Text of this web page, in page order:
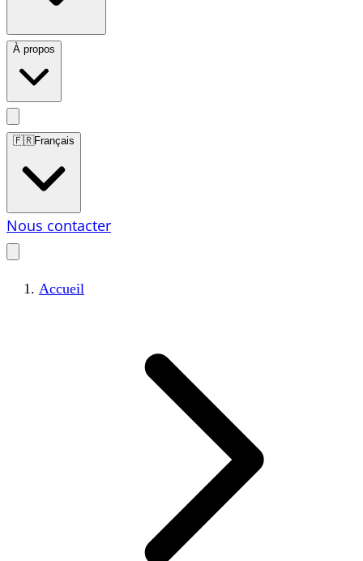
À propos
🇫🇷Français
Nous contacter
Accueil